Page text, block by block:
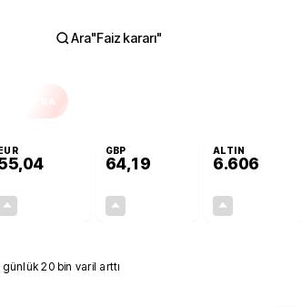
Ara"Faiz kararı"
GBP
64,19
ALTIN
6.606
20 bin varil arttı